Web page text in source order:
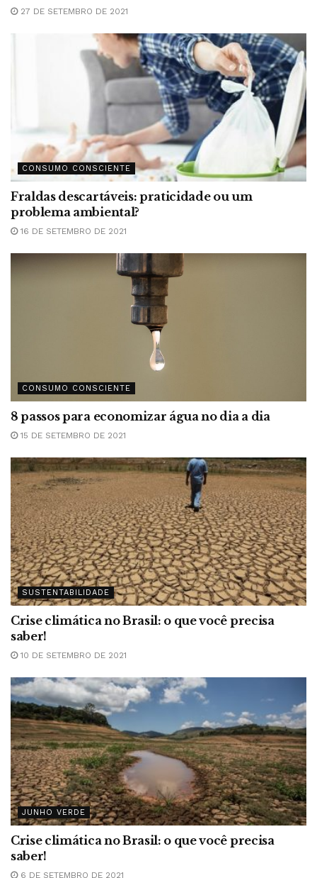
27 DE SETEMBRO DE 2021
CONSUMO CONSCIENTE
Fraldas descartáveis: praticidade ou um
problema ambiental?
16 DE SETEMBRO DE 2021
CONSUMO CONSCIENTE
8 passos para economizar água no dia a dia
15 DE SETEMBRO DE 2021
SUSTENTABILIDADE
Crise climática no Brasil: o que você precisa
saber!
10 DE SETEMBRO DE 2021
JUNHO VERDE
Crise climática no Brasil: o que você precisa
saber!
6 DE SETEMBRO DE 2021